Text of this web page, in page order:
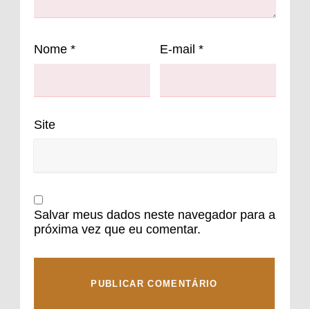
Nome * E-mail *
Site
Salvar meus dados neste navegador para a
próxima vez que eu comentar.